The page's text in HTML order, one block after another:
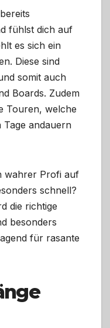
fühlst dich auf
es sich ein
Diese sind
somit auch
Boards. Zudem
Touren, welche
andauern
wahrer Profi auf
schnell?
die richtige
besonders
für rasante